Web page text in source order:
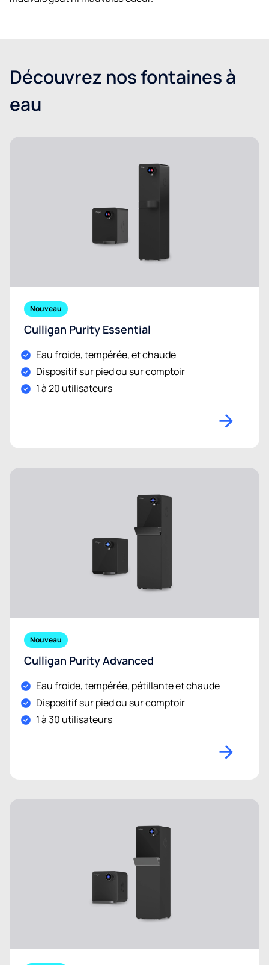
Découvrez nos fontaines à
eau
Nouveau
Culligan Purity Essential
Eau froide, tempérée, et chaude
Dispositif sur pied ou sur comptoir
1 à 20 utilisateurs
Nouveau
Culligan Purity Advanced
Eau froide, tempérée, pétillante et chaude
Dispositif sur pied ou sur comptoir
1 à 30 utilisateurs